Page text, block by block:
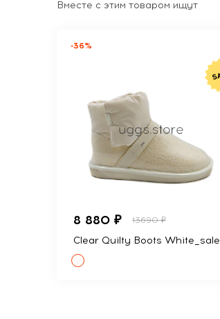
Вместе с этим товаром ищут
-36%
8 880 ₽ 13690 ₽
Clear Quilty Boots White_sale